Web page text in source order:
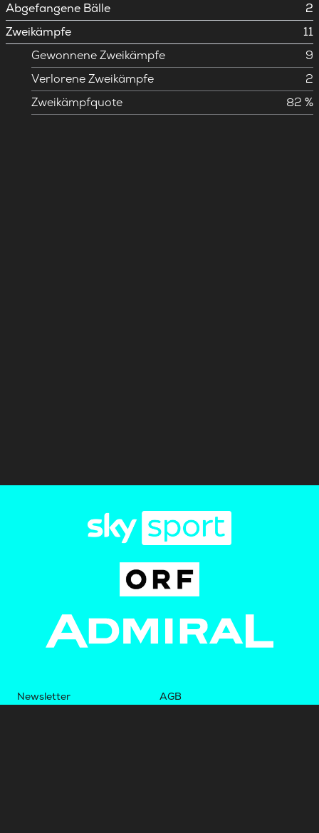
Abgefangene Bälle
2
Zweikämpfe
11
Gewonnene Zweikämpfe
9
Verlorene Zweikämpfe
2
Zweikämpfquote
82 %
Newsletter AGB